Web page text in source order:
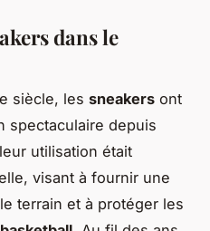
dans le
siècle, les sneakers ont
spectaculaire depuis
utilisation était
visant à fournir une
terrain et à protéger les